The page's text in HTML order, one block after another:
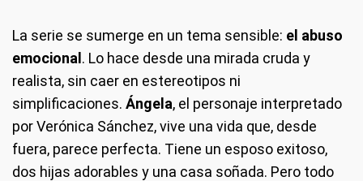
La serie se sumerge en un tema sensible: el abuso
emocional . Lo hace desde una mirada cruda y
realista, sin caer en estereotipos ni
simplificaciones. Ángela, el personaje interpretado
por Verónica Sánchez, vive una vida que, desde
fuera, parece perfecta. Tiene un esposo exitoso,
dos hijas adorables y una casa soñada. Pero todo